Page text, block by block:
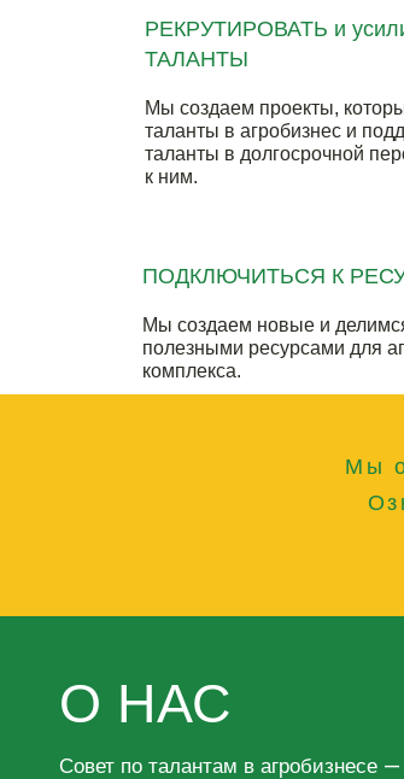
РЕКРУТИРОВАТЬ и
ТАЛАНТЫ
Мы создаем проекты,
таланты в агробизнес и
таланты в долгосрочной
к ним.
ПОДКЛЮЧИТЬСЯ К
Мы создаем новые и
полезными ресурсами для
комплекса.
Мы
О НАС
Совет по талантам в агробизнесе —